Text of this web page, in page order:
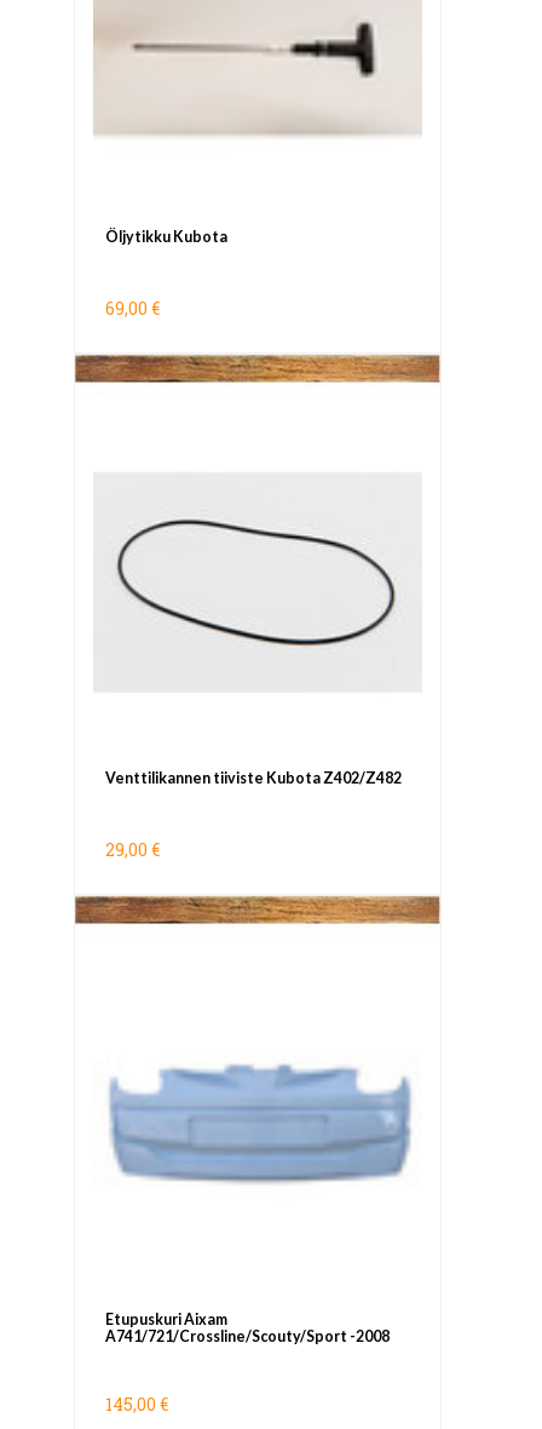
Öljytikku Kubota
69,00 €
Venttilikannen tiiviste Kubota Z402/Z482
29,00 €
Etupuskuri Aixam
A741/721/Crossline/Scouty/Sport -2008
145,00 €